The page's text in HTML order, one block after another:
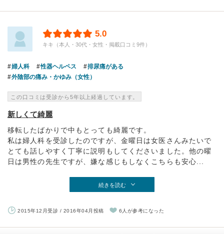
5.0
キキ（本人・30代・女性・掲載口コミ9件）
婦人科 性器ヘルペス
排尿痛がある
外陰部の痛み・かゆみ（女性）
この口コミは受診から5年以上経過しています。
新しくて綺麗
移転したばかりで中もとっても綺麗です。
私は婦人科を受診したのですが、金曜日は女医さんみたいで
とても話しやすく丁寧に説明もしてくださいました。他の曜
日は男性の先生ですが、嫌な感じもしなくこちらも安心...
続きを読む
2015年12月受診 / 2016年04月投稿 6人が参考になった